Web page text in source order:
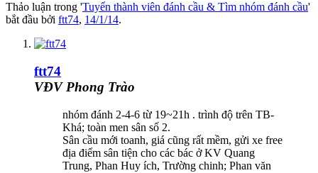
Thảo luận trong 'Tuyển thành viên đánh cầu & Tìm nhóm đánh cầu'
bắt đầu bởi ftt74, 14/1/14.
ftt74
VĐV Phong Trào
nhóm đánh 2-4-6 từ 19~21h . trình độ trên TB-
Khá; toàn men sân số 2.
Sân cầu mới toanh, giá cũng rất mềm, gửi xe free
địa điểm sân tiện cho các bác ở KV Quang
Trung, Phan Huy ích, Trường chinh; Phan văn